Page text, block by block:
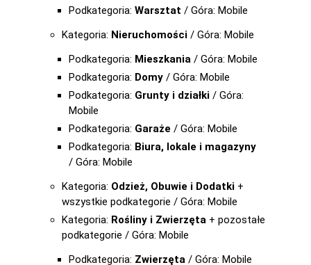
Podkategoria: Warsztat / Góra: Mobile
Kategoria: Nieruchomości / Góra: Mobile
Podkategoria: Mieszkania / Góra: Mobile
Podkategoria: Domy / Góra: Mobile
Podkategoria: Grunty i działki / Góra:
Mobile
Podkategoria: Garaże / Góra: Mobile
Podkategoria: Biura, lokale i magazyny
/ Góra: Mobile
Kategoria: Odzież, Obuwie i Dodatki +
wszystkie podkategorie / Góra: Mobile
Kategoria: Rośliny i Zwierzęta + pozostałe
podkategorie / Góra: Mobile
Podkategoria: Zwierzęta / Góra: Mobile